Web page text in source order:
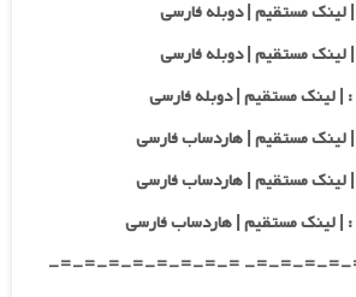
-=-=-=-=-=-=-=-=-=-=- =-